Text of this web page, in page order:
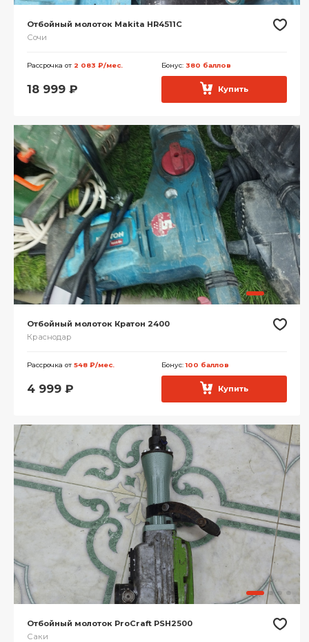
Отбойный молоток Makita HR4511C
Сочи
Рассрочка от 2 083 ₽/мес. Бонус: 380 баллов
18 999 ₽ Купить
Отбойный молоток Кратон 2400
Краснодар
Рассрочка от 548 ₽/мес. Бонус:100 баллов
4 999 ₽ Купить
Отбойный молоток ProCraft PSH2500
Саки